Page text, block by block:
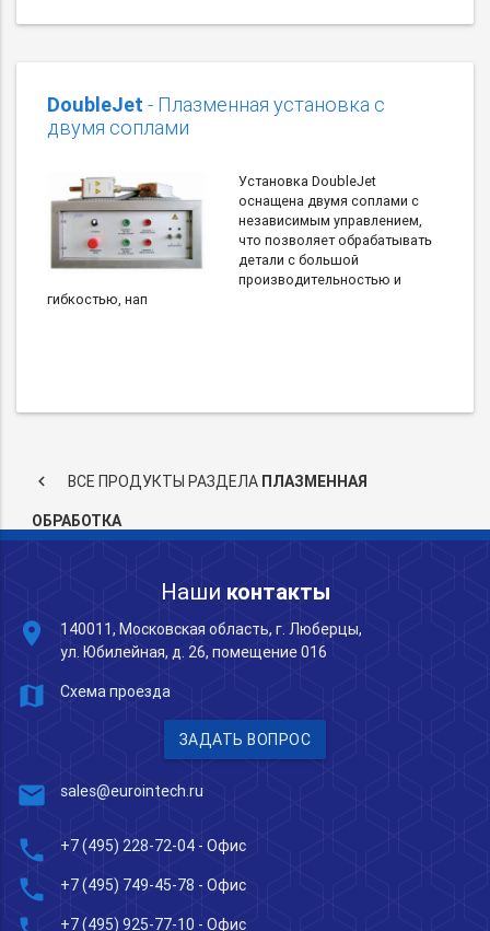
DoubleJet - Плазменная установка с
двумя соплами
Установка DoubleJet
оснащена двумя соплами с
независимым управлением,
что позволяет обрабатывать
детали с большой
производительностью и
гибкостью, нап
keyboard_arrow_left ВСЕ ПРОДУКТЫ РАЗДЕЛА ПЛАЗМЕННАЯ
ОБРАБОТКА
Наши контакты
place
140011, Московская область, г. Люберцы,
ул. Юбилейная, д. 26, помещение 016
map Схема проезда
ЗАДАТЬ ВОПРОС
mail sales@eurointech.ru
phone +7 (495) 228-72-04 - Офис
phone +7 (495) 749-45-78 - Офис
+7 (495) 925-77-10 - Офис